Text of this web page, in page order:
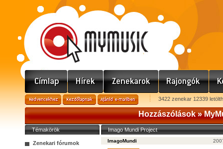
3422 zenekar 12339
Hozzászólások »
Témakörök
Zenekari fórumok
Imago Mundi Project
ImagoMundi